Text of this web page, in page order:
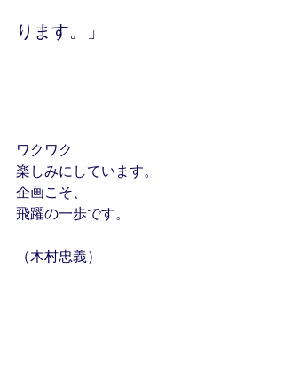
ります。」
ワクワク
楽しみにしています。
企画こそ、
飛躍の一歩です。
（木村忠義）